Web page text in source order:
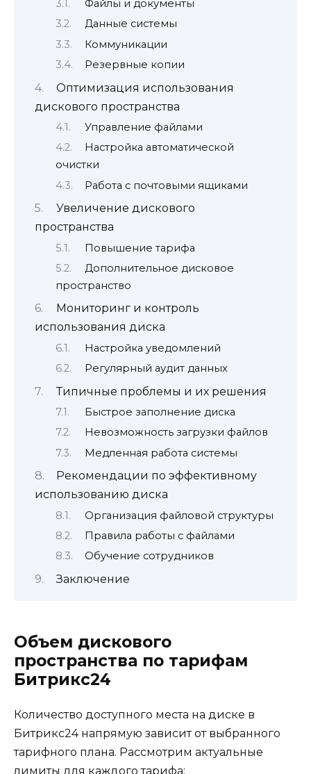
Файлы и документы
Данные системы
Коммуникации
Резервные копии
Оптимизация использования
дискового пространства
Управление файлами
Настройка автоматической
очистки
Работа с почтовыми ящиками
Увеличение дискового
пространства
Повышение тарифа
Дополнительное дисковое
пространство
Мониторинг и контроль
использования диска
Настройка уведомлений
Регулярный аудит данных
Типичные проблемы и их решения
Быстрое заполнение диска
Невозможность загрузки файлов
Медленная работа системы
Рекомендации по эффективному
использованию диска
Организация файловой структуры
Правила работы с файлами
Обучение сотрудников
Заключение
Объем дискового
пространства по тарифам
Битрикс24
Количество доступного места на диске в
Битрикс24 напрямую зависит от выбранного
тарифного плана. Рассмотрим актуальные
лимиты для каждого тарифа: